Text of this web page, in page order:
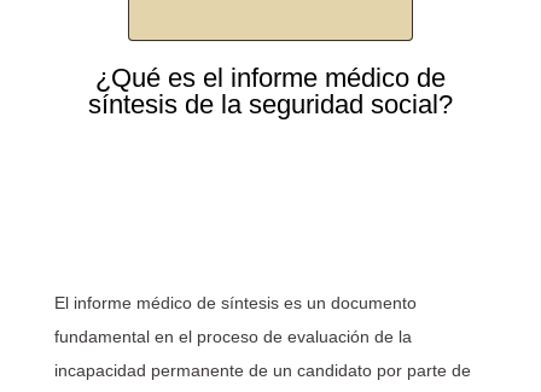
¿Qué es el informe médico de
síntesis de la seguridad social?
El informe médico de síntesis es un documento
fundamental en el proceso de evaluación de la
incapacidad permanente de un candidato por parte de